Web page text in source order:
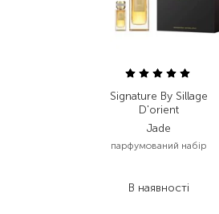
Signature By Sillage
D'orient
Jade
парфумований набір
В наявності